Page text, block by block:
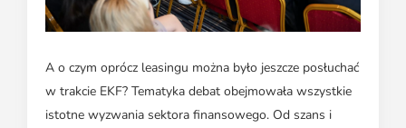
A o czym oprócz leasingu można było jeszcze posłuchać
w trakcie EKF? Tematyka debat obejmowała wszystkie
istotne wyzwania sektora finansowego. Od szans i